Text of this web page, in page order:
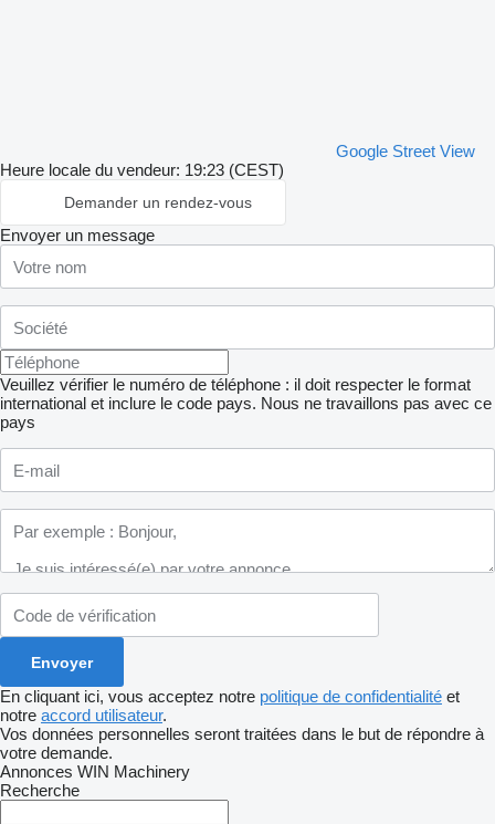
Google Street View
Heure locale du vendeur: 19:23 (CEST)
Demander un rendez-vous
Envoyer un message
Veuillez vérifier le numéro de téléphone : il doit respecter le format
international et inclure le code pays. Nous ne travaillons pas avec ce
pays
En cliquant ici, vous acceptez notre politique de confidentialité et
notre accord utilisateur.
Vos données personnelles seront traitées dans le but de répondre à
votre demande.
Annonces WIN Machinery
Recherche